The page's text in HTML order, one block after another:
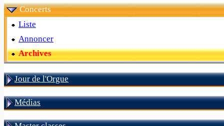
Concerts
Liste
Annoncer
Archives
Jour de l'Orgue
Médias